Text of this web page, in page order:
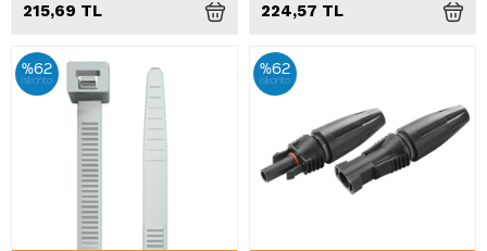
215,69 TL 224,57 TL
%62
iskonto
%62
iskonto